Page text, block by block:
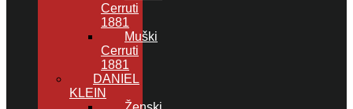
Cerruti
1881
Muški
Cerruti
1881
DANIEL
KLEIN